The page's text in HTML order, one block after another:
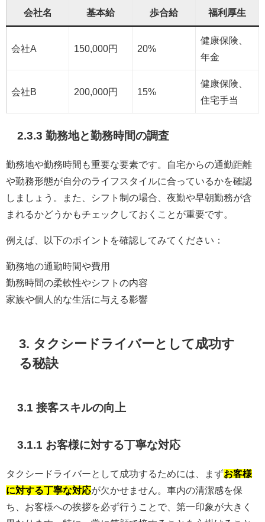
会社名 基本給 歩合給 福利厚生
会社A 150,000円 20%
健康保険、
年金
会社B 200,000円 15%
健康保険、
住宅手当
2.3.3 勤務地と勤務時間の調査
勤務地や勤務時間も重要な要素です。自宅からの通勤距離
や勤務形態が自分のライフスタイルに合っているかを確認
しましょう。また、シフト制の場合、夜勤や早朝勤務が含
まれるかどうかもチェックしておくことが重要です。
例えば、以下のポイントを確認してみてください：
勤務地の通勤時間や費用
勤務時間の柔軟性やシフトの内容
家族や個人的な生活に与える影響
3. タクシードライバーとして成功す
る秘訣
3.1 接客スキルの向上
3.1.1 お客様に対する丁寧な対応
タクシードライバーとして成功するためには、まずお客様
に対する丁寧な対応が欠かせません。車内の清潔感を保
ち、お客様への挨拶を必ず行うことで、第一印象が大きく